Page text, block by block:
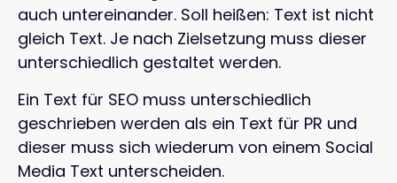
auch untereinander. Soll heißen: Text ist nicht
gleich Text. Je nach Zielsetzung muss dieser
unterschiedlich gestaltet werden.
Ein Text für SEO muss unterschiedlich
geschrieben werden als ein Text für PR und
dieser muss sich wiederum von einem Social
Media Text unterscheiden.